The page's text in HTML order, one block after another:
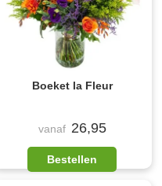
Boeket la Fleur
vanaf 26,95
Bestellen